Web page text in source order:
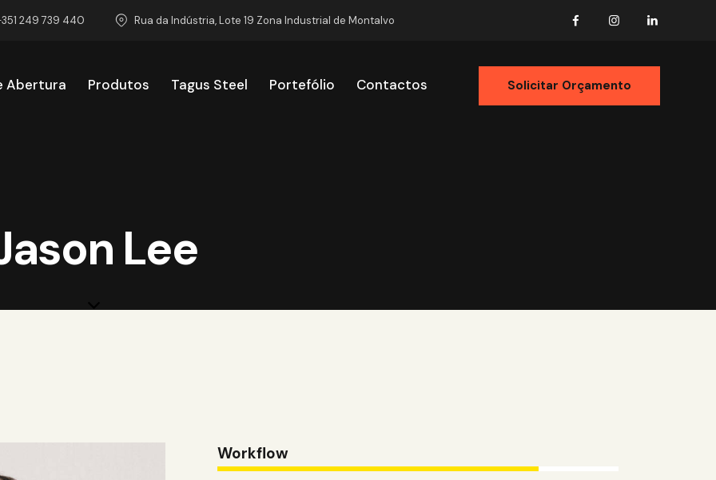
249 739 440 Rua da Indústria, Lote 19 Zona Industrial de Montalvo
Abertura Produtos Tagus Steel Portefólio Contactos Solicitar Orçamento
Lee
Workflow